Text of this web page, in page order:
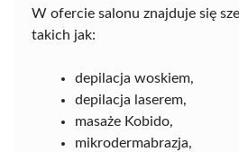
W ofercie salonu znajduje się
takich jak:
depilacja woskiem,
depilacja laserem,
masaże Kobido,
mikrodermabrazja,